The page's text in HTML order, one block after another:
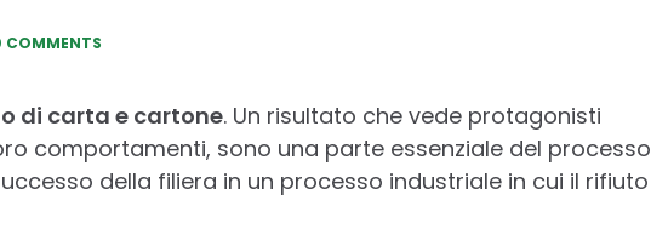
COMMENTS
di carta e cartone. Un risultato che vede protagonisti
comportamenti, sono una parte essenziale del processo
della filiera in un processo industriale in cui il rifiuto